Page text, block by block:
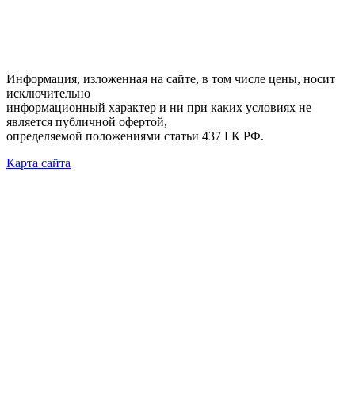
Информация, изложенная на сайте, в том числе цены, носит
исключительно
информационный характер и ни при каких условиях не
является публичной офертой,
определяемой положениями статьи 437 ГК РФ.
Карта сайта